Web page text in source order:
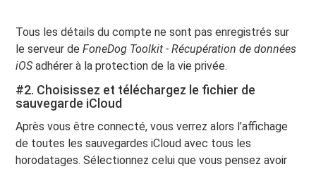
Tous les détails du compte ne sont pas enregistrés sur
le serveur deFoneDog Toolkit - Récupération de données
iOSadhérer à la protection de la vie privée.
#2. Choisissez et téléchargez le fichier de
sauvegarde iCloud
Après vous être connecté, vous verrez alors l’affichage
de toutes les sauvegardes iCloud avec tous les
horodatages. Sélectionnez celui que vous pensez avoir